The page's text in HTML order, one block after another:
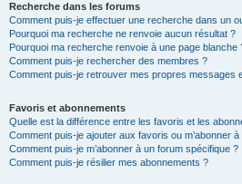
Recherche dans les forums
Comment puis-je effectuer une recherche dans un
Pourquoi ma recherche ne renvoie aucun résultat ?
Pourquoi ma recherche renvoie à une page blanche
Comment puis-je rechercher des membres ?
Comment puis-je retrouver mes propres messages
Favoris et abonnements
Quelle est la différence entre les favoris et les
Comment puis-je ajouter aux favoris ou m’abonner
Comment puis-je m’abonner à un forum spécifique ?
Comment puis-je résilier mes abonnements ?